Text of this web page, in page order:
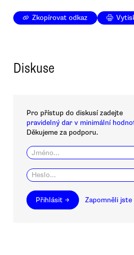
Zkopírovat odkaz
Diskuse
Pro přístup do diskusí zadejte
pravidelný dar v minimální
Děkujeme za podporu.
Přihlásit → Zapomněli jste